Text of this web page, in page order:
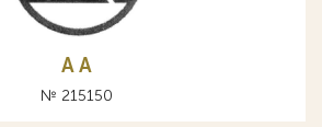
A А
№ 215150